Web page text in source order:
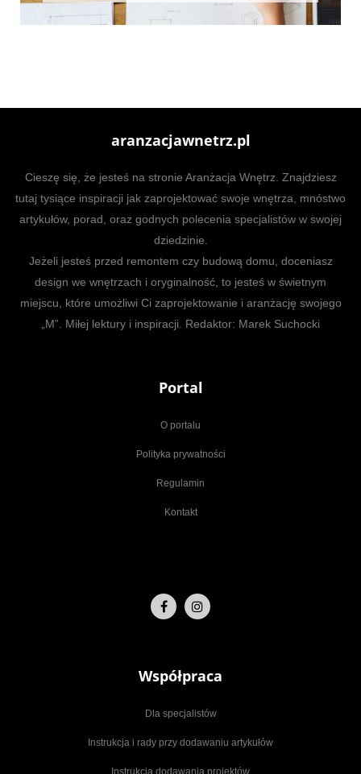
aranzacjawnetrz.pl
Cieszę się, że jesteś na stronie Aranżacja Wnętrz. Znajdziesz
tutaj tysiące inspiracji jak zaprojektować swoje wnętrza, mnóstwo
artykułów, porad, oraz godnych polecenia specjalistów w swojej
dziedzinie.
Jeżeli jesteś przed remontem czy budową domu, doceniasz
design we wnętrzach i oryginalność, to jesteś w świetnym
miejscu, które umożliwi Ci zaprojektowanie i aranżację swojego
„M”. Miłej lektury i inspiracji. Redaktor: Marek Suchocki
Portal
O portalu
Polityka prywatności
Regulamin
Kontakt
Współpraca
Dla specjalistów
Instrukcja i rady przy dodawaniu artykułów
Instrukcja dodawania projektów